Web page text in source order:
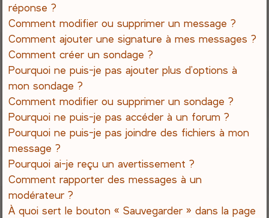
réponse ?
Comment modifier ou supprimer un message ?
Comment ajouter une signature à mes messages ?
Comment créer un sondage ?
Pourquoi ne puis-je pas ajouter plus d’options à
mon sondage ?
Comment modifier ou supprimer un sondage ?
Pourquoi ne puis-je pas accéder à un forum ?
Pourquoi ne puis-je pas joindre des fichiers à mon
message ?
Pourquoi ai-je reçu un avertissement ?
Comment rapporter des messages à un
modérateur ?
À quoi sert le bouton « Sauvegarder » dans la page